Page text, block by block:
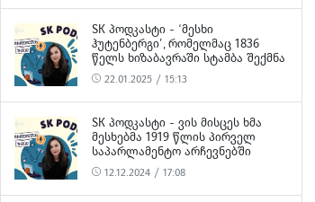
SK ᲞᲝᲓᲙᲐᲡᲢᲘ - ‘ᲛᲔᲡᲮᲘ
ᲰᲣᲢᲔᲜᲑᲔᲠᲒᲘ’, ᲠᲝᲛᲔᲚᲛᲐᲪ 1836
ᲬᲔᲚᲡ ᲮᲘᲖᲐᲑᲐᲕᲠᲐᲨᲘ ᲡᲢᲐᲛᲑᲐ ᲨᲔᲥᲛᲜᲐ
22.01.2025 / 15:13
SK ᲞᲝᲓᲙᲐᲡᲢᲘ - ᲕᲘᲡ ᲛᲘᲡᲪᲔᲡ ᲮᲛᲐ
ᲛᲔᲡᲮᲔᲑᲛᲐ 1919 ᲬᲚᲘᲡ ᲞᲘᲠᲕᲔᲚ
ᲡᲐᲞᲐᲠᲚᲐᲛᲔᲜᲢᲝ ᲐᲠᲩᲔᲕᲜᲔᲑᲨᲘ
12.12.2024 / 17:08